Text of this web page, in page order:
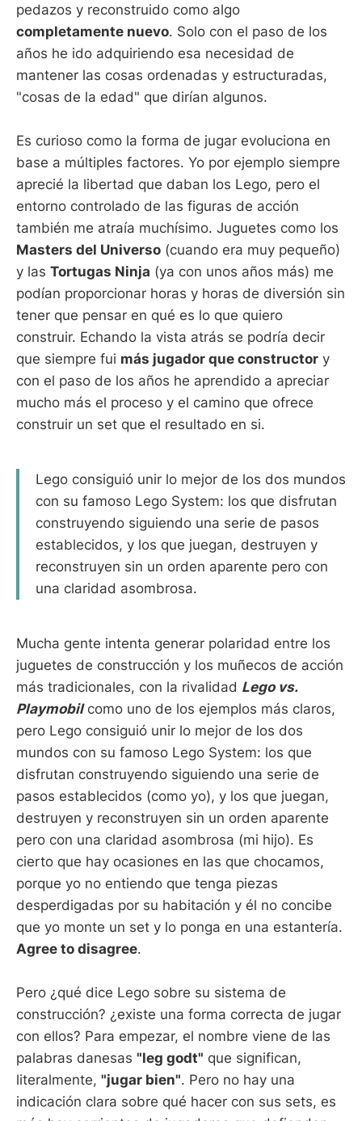
pedazos y reconstruido como algo
completamente nuevo. Solo con el paso de los
años he ido adquiriendo esa necesidad de
mantener las cosas ordenadas y estructuradas,
"cosas de la edad" que dirían algunos.
Es curioso como la forma de jugar evoluciona en
base a múltiples factores. Yo por ejemplo siempre
aprecié la libertad que daban los Lego, pero el
entorno controlado de las figuras de acción
también me atraía muchísimo. Juguetes como los
Masters del Universo (cuando era muy pequeño)
y las Tortugas Ninja (ya con unos años más) me
podían proporcionar horas y horas de diversión sin
tener que pensar en qué es lo que quiero
construir. Echando la vista atrás se podría decir
que siempre fui más jugador que constructor y
con el paso de los años he aprendido a apreciar
mucho más el proceso y el camino que ofrece
construir un set que el resultado en si.
Lego consiguió unir lo mejor de los dos mundos
con su famoso Lego System: los que disfrutan
construyendo siguiendo una serie de pasos
establecidos, y los que juegan, destruyen y
reconstruyen sin un orden aparente pero con
una claridad asombrosa.
Mucha gente intenta generar polaridad entre los
juguetes de construcción y los muñecos de acción
más tradicionales, con la rivalidad Lego vs.
Playmobilcomo uno de los ejemplos más claros,
pero Lego consiguió unir lo mejor de los dos
mundos con su famoso Lego System: los que
disfrutan construyendo siguiendo una serie de
pasos establecidos (como yo), y los que juegan,
destruyen y reconstruyen sin un orden aparente
pero con una claridad asombrosa (mi hijo). Es
cierto que hay ocasiones en las que chocamos,
porque yo no entiendo que tenga piezas
desperdigadas por su habitación y él no concibe
que yo monte un set y lo ponga en una estantería.
Agree to disagree.
Pero ¿qué dice Lego sobre su sistema de
construcción? ¿existe una forma correcta de jugar
con ellos? Para empezar, el nombre viene de las
palabras danesas "leg godt" que significan,
literalmente, "jugar bien". Pero no hay una
indicación clara sobre qué hacer con sus sets, es